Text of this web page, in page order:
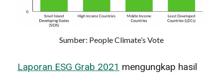
Sumber: People Climate’s Vote
Laporan ESG Grab 2021 mengungkap hasil